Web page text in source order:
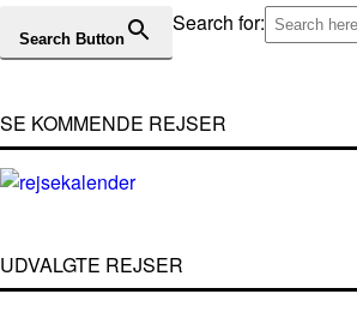
Search for:
Search Button
SE KOMMENDE REJSER
UDVALGTE REJSER